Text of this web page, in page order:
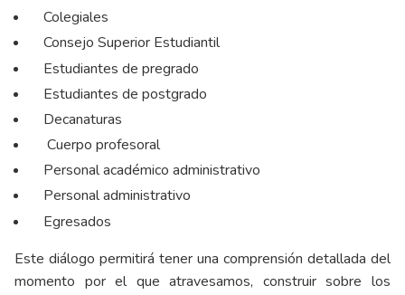
Colegiales
Consejo Superior Estudiantil
Estudiantes de pregrado
Estudiantes de postgrado
Decanaturas
Cuerpo profesoral
Personal académico administrativo
Personal administrativo
Egresados
Este diálogo permitirá tener una comprensión detallada del
momento por el que atravesamos, construir sobre los